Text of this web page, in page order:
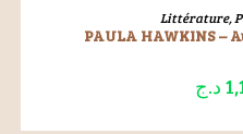
LIRE
Littérature,
PAULA HAWKINS –
د.ج